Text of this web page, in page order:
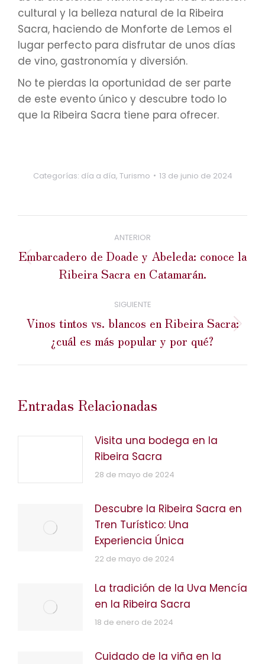
cultural y la belleza natural de la Ribeira
Sacra, haciendo de Monforte de Lemos el
lugar perfecto para disfrutar de unos días
de vino, gastronomía y diversión.
No te pierdas la oportunidad de ser parte
de este evento único y descubre todo lo
que la Ribeira Sacra tiene para ofrecer.
Categorías: día a día, Turismo 13 de junio de 2024
Navegación
ANTERIOR
Publicación
anterior:
Embarcadero de Doade y Abeleda: conoce la
Ribeira Sacra en Catamarán.
SIGUIENTE
Publicación
siguiente:
Vinos tintos vs. blancos en Ribeira Sacra:
¿cuál es más popular y por qué?
Entradas Relacionadas
Visita una bodega en la
Ribeira Sacra
28 de mayo de 2024
Descubre la Ribeira Sacra en
Tren Turístico: Una
Experiencia Única
22 de mayo de 2024
La tradición de la Uva Mencía
en la Ribeira Sacra
18 de enero de 2024
Cuidado de la viña en la